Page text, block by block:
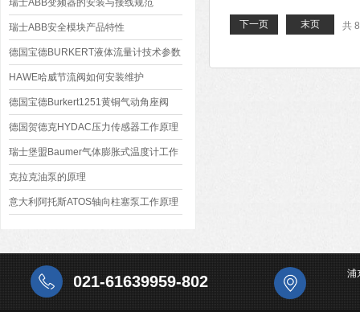
瑞士ABB变频器的安装与接线规范
瑞士ABB安全模块产品特性
德国宝德BURKERT液体流量计技术参数
HAWE哈威节流阀如何安装维护
德国宝德Burkert1251黄铜气动角座阀
德国贺德克HYDAC压力传感器工作原理
瑞士堡盟Baumer气体膨胀式温度计工作
原理
克拉克油泵的原理
意大利阿托斯ATOS轴向柱塞泵工作原理
共
下一页 末页
021-61639959-802 浦